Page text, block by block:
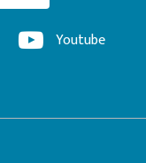
Youtube